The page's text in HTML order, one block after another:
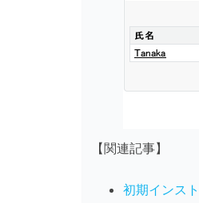
【関連記事】
初期インス